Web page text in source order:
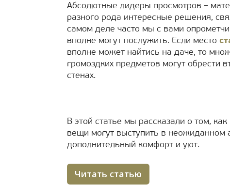
Абсолютные лидеры просмотров –
разного рода интересные решения,
самом деле часто мы с вами
вполне могут послужить. Если место
вполне может найтись на даче, то
громоздких предметов могут обрести
стенах.
В этой статье мы рассказали о том,
вещи могут выступить в
дополнительный комфорт и уют.
Читать статью